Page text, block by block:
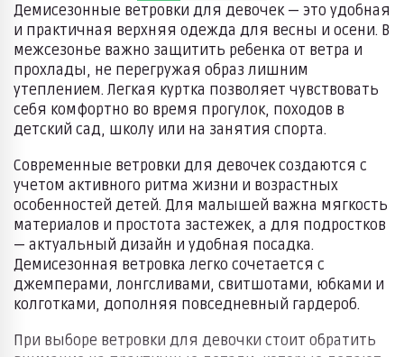
Демисезонные ветровки для девочек — это удобная
и практичная верхняя одежда для весны и осени. В
межсезонье важно защитить ребенка от ветра и
прохлады, не перегружая образ лишним
утеплением. Легкая куртка позволяет чувствовать
себя комфортно во время прогулок, походов в
детский сад, школу или на занятия спорта.
Современные ветровки для девочек создаются с
учетом активного ритма жизни и возрастных
особенностей детей. Для малышей важна мягкость
материалов и простота застежек, а для подростков
— актуальный дизайн и удобная посадка.
Демисезонная ветровка легко сочетается с
джемперами, лонгсливами, свитшотами, юбками и
колготками, дополняя повседневный гардероб.
При выборе ветровки для девочки стоит обратить